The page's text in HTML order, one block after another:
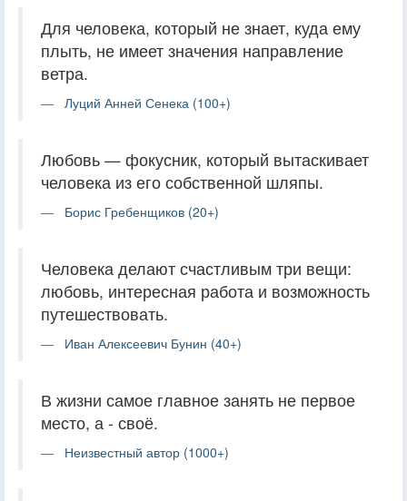
Для человека, который не знает, куда ему
плыть, не имеет значения направление
ветра.
Луций Анней Сенека (100+)
Любовь — фокусник, который вытаскивает
человека из его собственной шляпы.
Борис Гребенщиков (20+)
Человека делают счастливым три вещи:
любовь, интересная работа и возможность
путешествовать.
Иван Алексеевич Бунин (40+)
В жизни самое главное занять не первое
место, а - своё.
Неизвестный автор (1000+)